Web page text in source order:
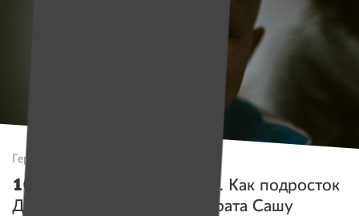
Герои
100 дней, чтобы выжить
. Как подросток
Диана спасает младшего брата Сашу